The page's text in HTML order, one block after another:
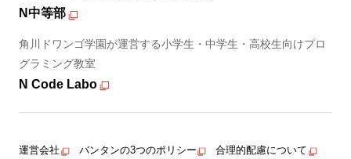
N中等部
角川ドワンゴ学園が運営する小学生・中学生・高校生向けプロ
グラミング教室
N Code Labo
運営会社 バンタンの3つのポリシー 合理的配慮について